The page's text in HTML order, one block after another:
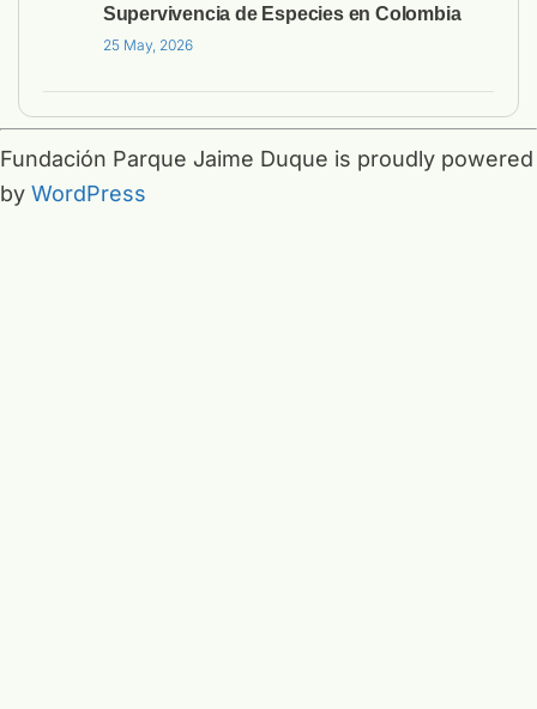
Supervivencia de Especies en Colombia
25 May, 2026
Fundación Parque Jaime Duque is proudly powered
by WordPress